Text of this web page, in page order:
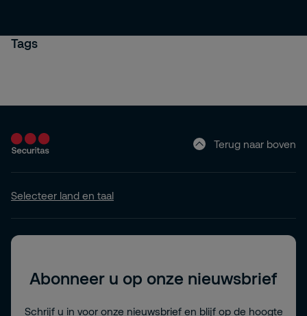
Tags
Terug naar boven
Selecteer land en taal
Abonneer u op onze nieuwsbrief
Schrijf u in voor onze nieuwsbrief en blijf op de hoogte